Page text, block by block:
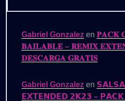
Gabriel Gonzalez en 𝐏𝐀𝐂𝐊
𝐁𝐀𝐈𝐋𝐀𝐁𝐋𝐄 – 𝐑𝐄𝐌𝐈𝐗
𝐃𝐄𝐒𝐂𝐀𝐑𝐆𝐀 𝐆𝐑𝐀𝐓𝐈𝐒
Gabriel Gonzalez en
𝗘𝗫𝗧𝗘𝗡𝗗𝗘𝗗 𝟮𝗞𝟮𝟯 –